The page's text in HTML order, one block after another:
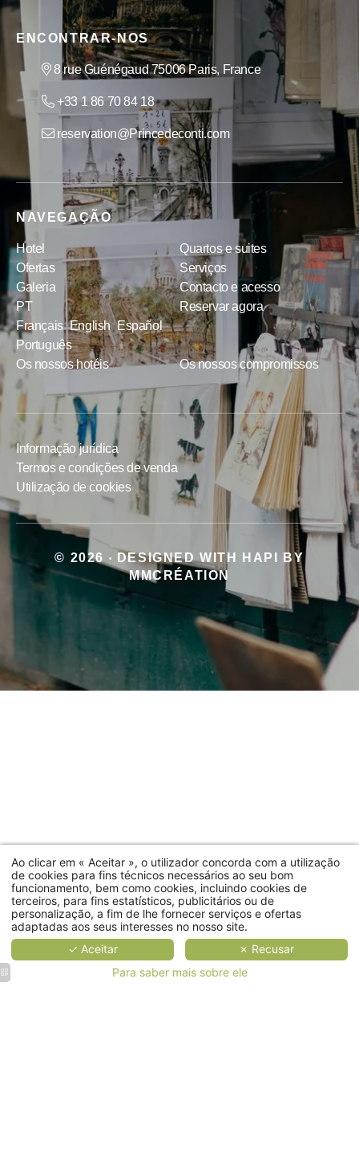
ENCONTRAR-NOS
8 rue Guénégaud 75006 Paris, France
+33 1 86 70 84 18
reservation@Princedeconti.com
NAVEGAÇÃO
Hotel
Quartos e suites
Ofertas
Serviços
Galeria
Contacto e acesso
PT
Français English Español
Português
Reservar agora
Os nossos hotéis Os nossos compromissos
Informação jurídica
Termos e condições de venda
Utilização de cookies
© 2026 • DESIGNED WITH HAPI
BY
MMCRÉATION
Quartos e suites
Ofertas
Serviços
Galeria
Ao clicar em « Aceitar », o utilizador concorda com a utilização
de cookies para fins técnicos necessários ao seu bom
funcionamento, bem como cookies, incluindo cookies de
terceiros, para fins estatísticos, publicitários ou de
personalização, a fim de lhe fornecer serviços e ofertas
adaptadas aos seus interesses no nosso site.
✓ Aceitar
✗ Recusar
Para saber mais sobre ele